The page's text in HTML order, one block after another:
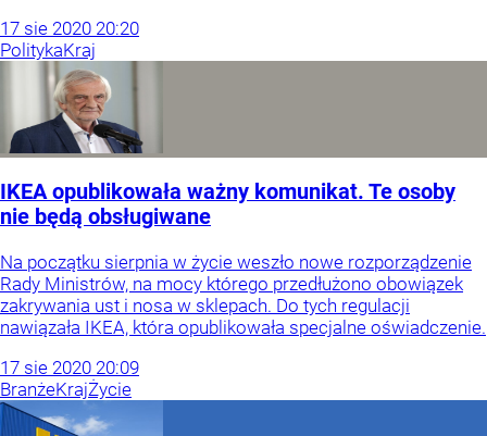
17 sie 2020 20:20
PolitykaKraj
IKEA opublikowała ważny komunikat. Te osoby
nie będą obsługiwane
Na początku sierpnia w życie weszło nowe rozporządzenie
Rady Ministrów, na mocy którego przedłużono obowiązek
zakrywania ust i nosa w sklepach. Do tych regulacji
nawiązała IKEA, która opublikowała specjalne oświadczenie.
17 sie 2020 20:09
BranżeKrajŻycie